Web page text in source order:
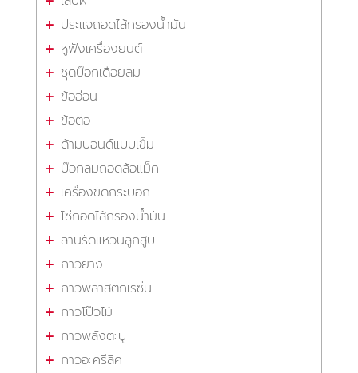
ประแจถอดไส้กรองน้ำมัน
หูฟังเครื่องยนต์
ชุดบ๊อกเดือยลม
ข้ออ่อน
ข้อต่อ
ด้ามปอนด์แบบเข็ม
บ๊อกลมถอดล้อแม็ค
เครื่องขัดกระบอก
โซ่ถอดไส้กรองน้ำมัน
ลานรัดแหวนลูกสูบ
กาวยาง
กาวพลาสติกเรซิ่น
กาวโป๊วไม้
กาวพลังตะปู
กาวอะครีลิค